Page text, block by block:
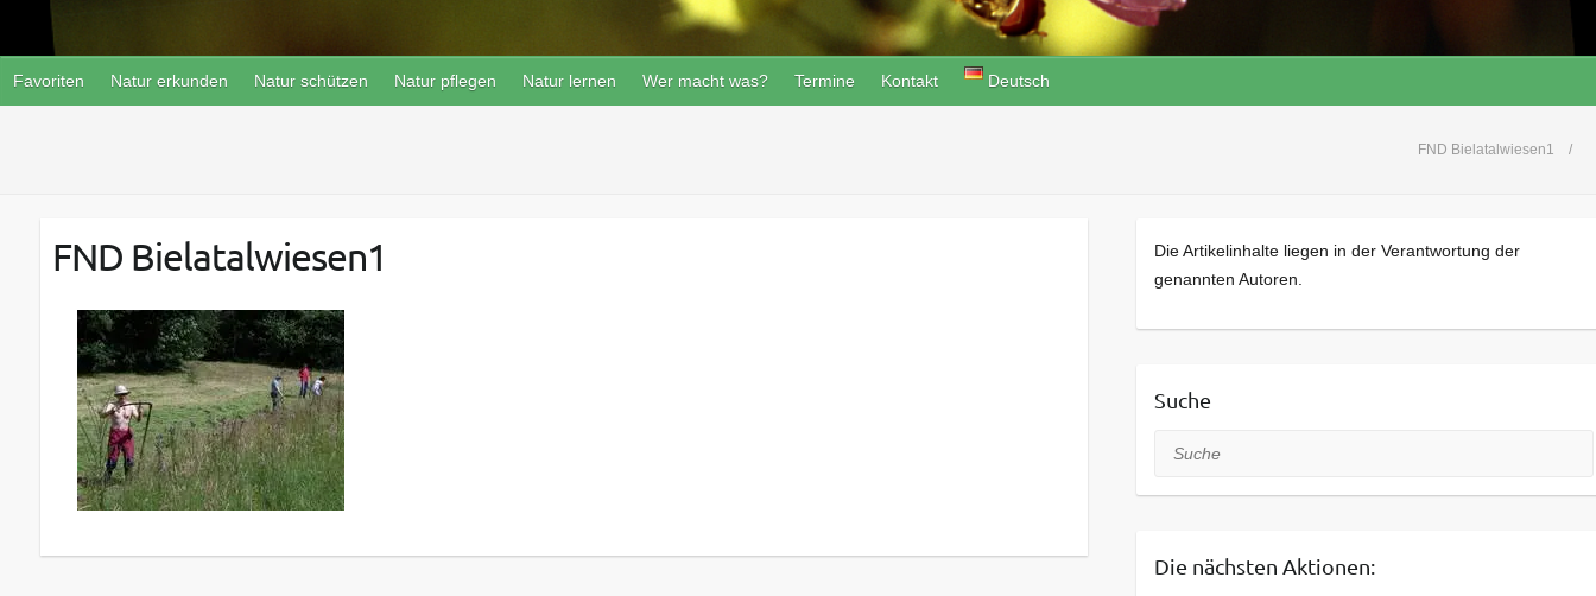
Favoriten Natur erkunden Natur schützen Natur pflegen Natur lernen Wer macht was? Termine Kontakt Deutsch
FND Bielatalwiesen1
FND Bielatalwiesen1
Die Artikelinhalte liegen in der Verantwortung der
genannten Autoren.
Suche
Suche
Die nächsten Aktionen: